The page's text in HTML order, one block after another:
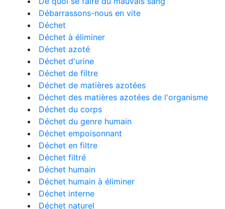
Débarrassons-nous en vite
Déchet
Déchet à éliminer
Déchet azoté
Déchet d'urine
Déchet de filtre
Déchet de matières azotées
Déchet des matières azotées de l'organisme
Déchet du corps
Déchet du genre humain
Déchet empoisonnant
Déchet en filtre
Déchet filtré
Déchet humain
Déchet humain à éliminer
Déchet interne
Déchet naturel